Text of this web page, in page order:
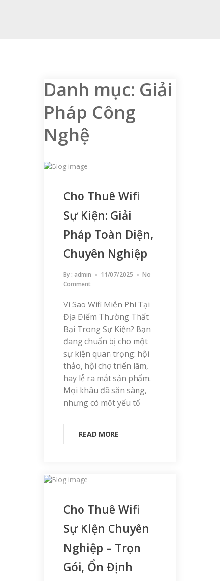
Danh mục: Giải
Pháp Công
Nghệ
Cho Thuê Wifi
Sự Kiện: Giải
Pháp Toàn Diện,
Chuyên Nghiệp
By : admin 11/07/2025
No
Comment
Vì Sao Wifi Miễn Phí Tại
Địa Điểm Thường Thất
Bại Trong Sự Kiện? Bạn
đang chuẩn bị cho một
sự kiện quan trọng: hội
thảo, hội chợ triển lãm,
hay lễ ra mắt sản phẩm.
Mọi khâu đã sẵn sàng,
nhưng có một yếu tố
READ MORE
Cho Thuê Wifi
Sự Kiện Chuyên
Nghiệp – Trọn
Gói, Ổn Định